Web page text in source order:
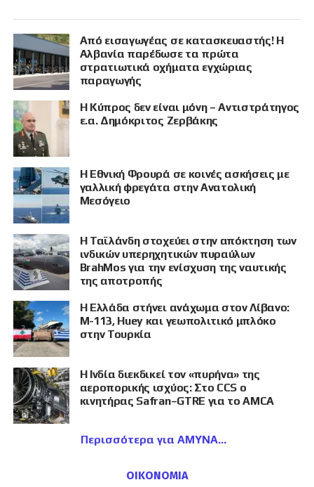
Από εισαγωγέας σε κατασκευαστής! Η
Αλβανία παρέδωσε τα πρώτα
στρατιωτικά οχήματα εγχώριας
παραγωγής
Η Κύπρος δεν είναι μόνη – Αντιστράτηγος
ε.α. Δημόκριτος Ζερβάκης
Η Εθνική Φρουρά σε κοινές ασκήσεις με
γαλλική φρεγάτα στην Ανατολική
Μεσόγειο
Η Ταϊλάνδη στοχεύει στην απόκτηση των
ινδικών υπερηχητικών πυραύλων
BrahMos για την ενίσχυση της ναυτικής
της αποτροπής
Η Ελλάδα στήνει ανάχωμα στον Λίβανο:
M-113, Huey και γεωπολιτικό μπλόκο
στην Τουρκία
Η Ινδία διεκδικεί τον «πυρήνα» της
αεροπορικής ισχύος: Στο CCS ο
κινητήρας Safran–GTRE για το AMCA
Περισσότερα για ΑΜΥΝΑ
ΟΙΚΟΝΟΜΙΑ